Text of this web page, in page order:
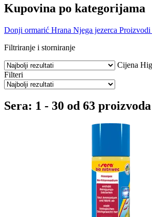
Kupovina po kategorijama
Donji ormarić Hrana Njega jezerca Proizvodi
Filtriranje i storniranje
Cijena
Filteri
Sera: 1 - 30 od 63 proizvoda